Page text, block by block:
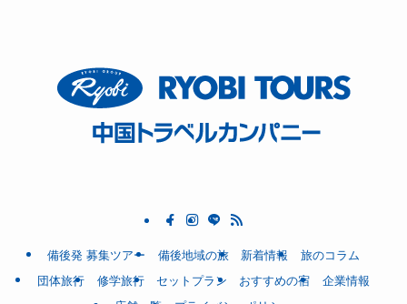
備後発 募集ツアー 備後地域の旅 新着情報
旅のコラム
団体旅行
修学旅行 セットプラン おすすめの宿
企業情報